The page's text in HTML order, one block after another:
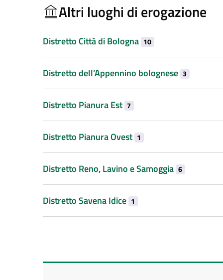
Altri luoghi di erogazione
Distretto Città di Bologna 10
Distretto dell’Appennino bolognese 3
Distretto Pianura Est 7
Distretto Pianura Ovest 1
Distretto Reno, Lavino e Samoggia 6
Distretto Savena Idice 1